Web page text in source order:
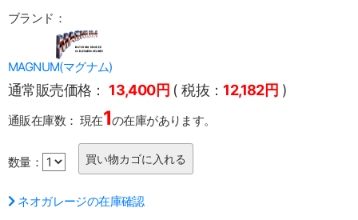
ブランド：
MAGNUM(マグナム)
通常販売価格： 13,400円 ( 税抜： 12,182円 )
通販在庫数： 現在1の在庫があります。
数量：
ネオガレージの在庫確認